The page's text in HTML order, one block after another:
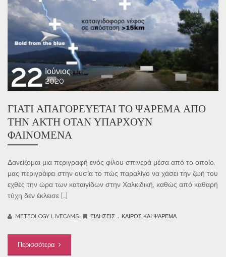
22 Ιούνιος
2020
ΓΙΑΤΙ ΑΠΑΓΟΡΕΎΕΤΑΙ ΤΟ ΨΆΡΕΜΑ ΑΠΌ
ΤΗΝ ΑΚΤΉ ΟΤΑΝ ΥΠΑΡΧΟΥΝ
ΦΑΙΝΟΜΕΝΑ
Δανείζομαι μια περιγραφή ενός φίλου σπινερά μέσα από το οποίο,
μας περιγράφει στην ουσία το πώς παραλίγο να χάσει την ζωή του
εχθές την ώρα των καταιγίδων στην Χαλκιδική, καθώς από καθαρή
τύχη δεν έκλεισε […]
METEOLOGY LIVECAMS ΕΙΔΉΣΕΙΣ . ΚΑΙΡΌΣ ΚΑΙ ΨΆΡΕΜΑ
Περισσότερα